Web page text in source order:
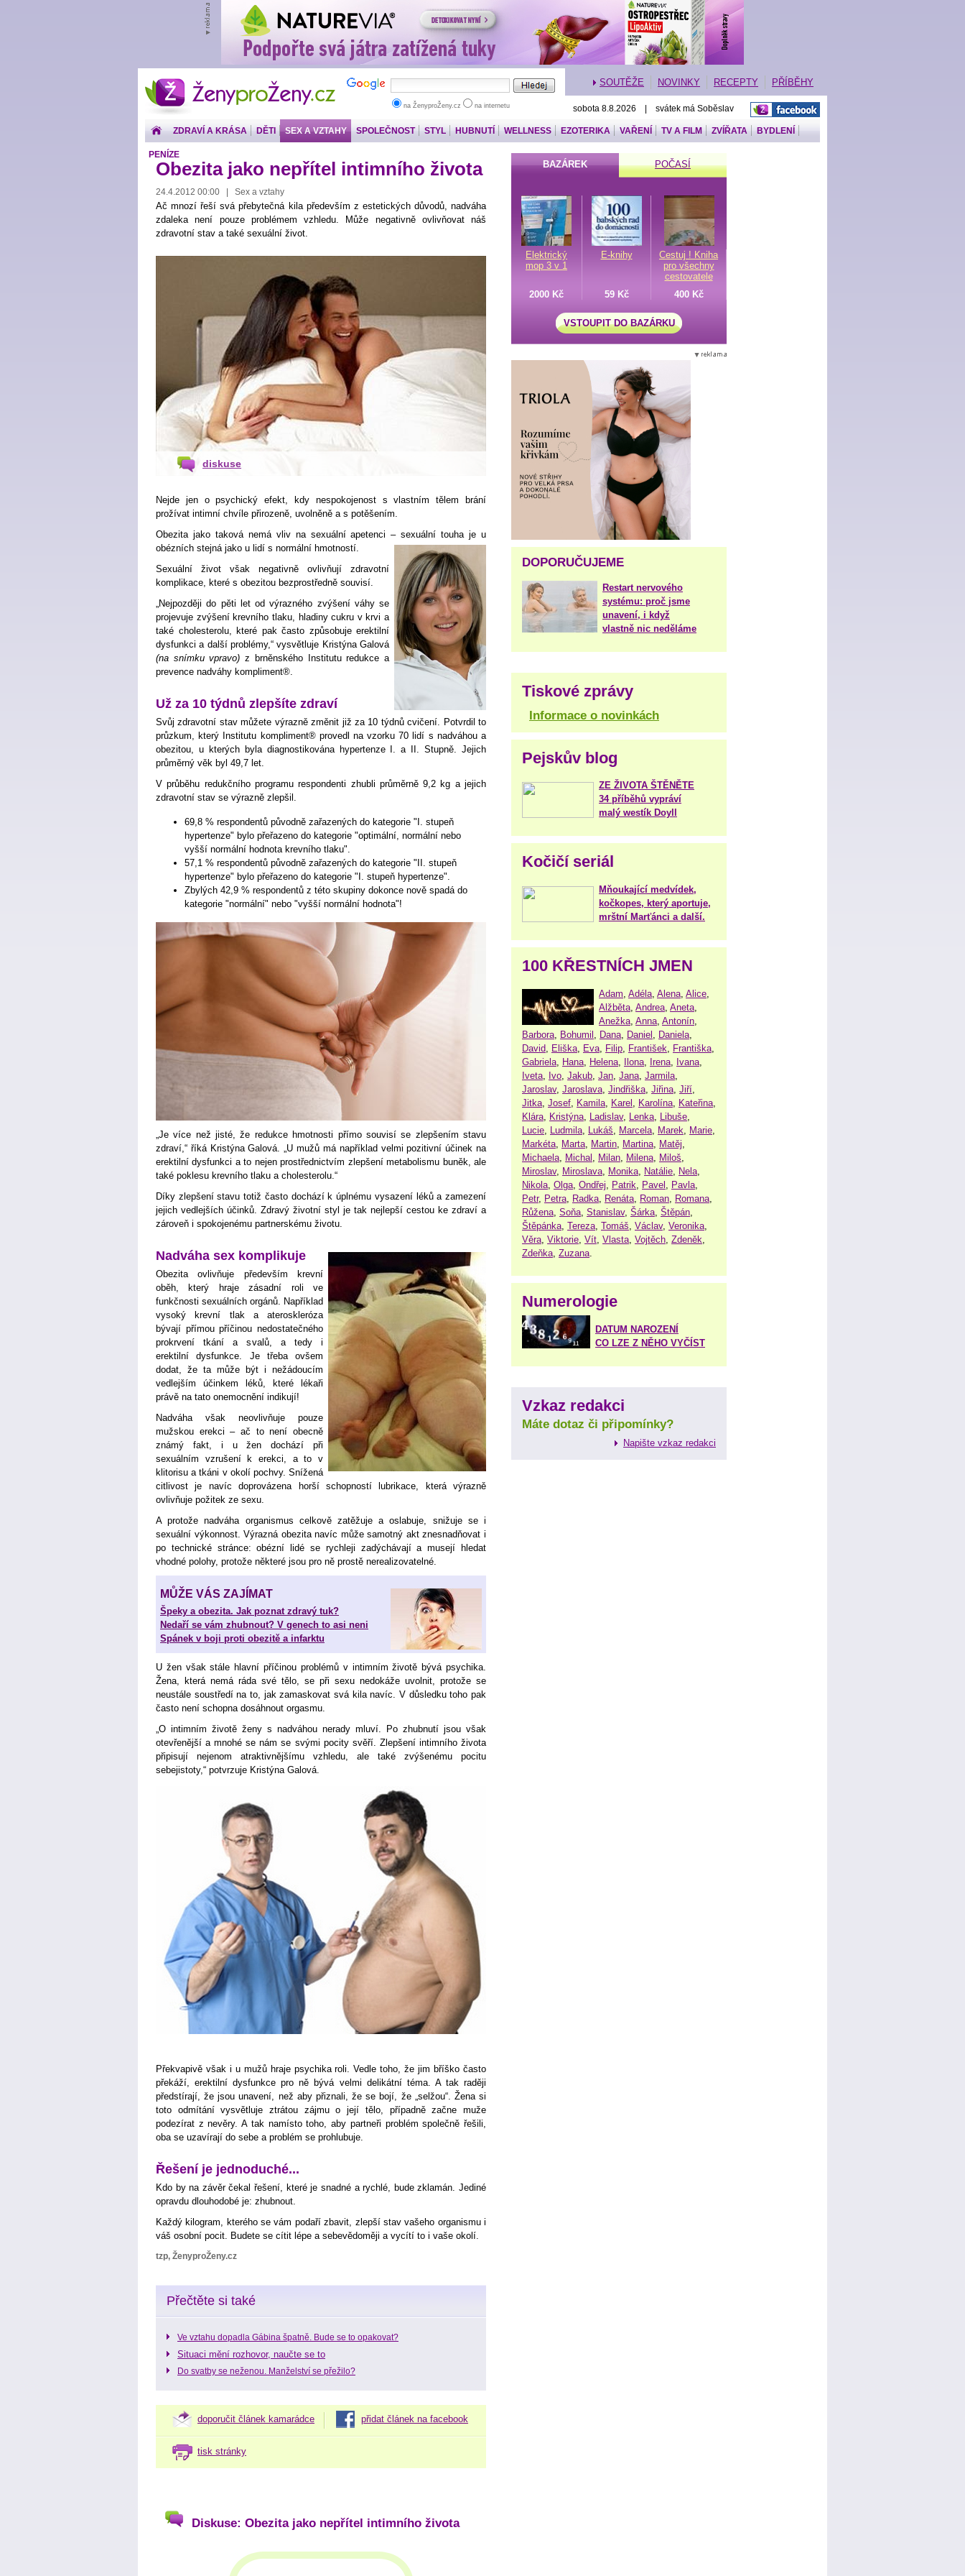
ŽenyproŽeny.cz
na ŽenyproŽeny.cz na internetu
SOUTĚŽE NOVINKY RECEPTY PŘÍBĚHY
sobota 8.8.2026 | svátek má Soběslav
ZDRAVÍ A KRÁSA DĚTI SEX A VZTAHY SPOLEČNOST STYL HUBNUTÍ WELLNESS EZOTERIKA VAŘENÍ TV A FILM ZVÍŘATA BYDLENÍ
PENÍZE
Obezita jako nepřítel intimního života
24.4.2012 00:00 | Sex a vztahy
Ač mnozí řeší svá přebytečná kila především z estetických důvodů, nadváha
zdaleka není pouze problémem vzhledu. Může negativně ovlivňovat náš
zdravotní stav a také sexuální život.
diskuse
Nejde jen o psychický efekt, kdy nespokojenost s vlastním tělem brání
prožívat intimní chvíle přirozeně, uvolněně a s potěšením.
Obezita jako taková nemá vliv na sexuální apetenci – sexuální touha je u
obézních stejná jako u lidí s normální hmotností.
Sexuální život však negativně ovlivňují zdravotní
komplikace, které s obezitou bezprostředně souvisí.
„Nejpozději do pěti let od výrazného zvýšení váhy se
projevuje zvýšení krevního tlaku, hladiny cukru v krvi a
také cholesterolu, které pak často způsobuje erektilní
dysfunkci a další problémy,“ vysvětluje Kristýna Galová
(na snímku vpravo) z brněnského Institutu redukce a
prevence nadváhy kompliment®.
Už za 10 týdnů zlepšíte zdraví
Svůj zdravotní stav můžete výrazně změnit již za 10 týdnů cvičení. Potvrdil to
průzkum, který Institutu kompliment® provedl na vzorku 70 lidí s nadváhou a
obezitou, u kterých byla diagnostikována hypertenze I. a II. Stupně. Jejich
průměrný věk byl 49,7 let.
V průběhu redukčního programu respondenti zhubli průměrně 9,2 kg a jejich
zdravotní stav se výrazně zlepšil.
69,8 % respondentů původně zařazených do kategorie "I. stupeň
hypertenze" bylo přeřazeno do kategorie "optimální, normální nebo
vyšší normální hodnota krevního tlaku".
57,1 % respondentů původně zařazených do kategorie "II. stupeň
hypertenze" bylo přeřazeno do kategorie "I. stupeň hypertenze".
Zbylých 42,9 % respondentů z této skupiny dokonce nově spadá do
kategorie "normální" nebo "vyšší normální hodnota"!
„Je více než jisté, že redukce hmotnosti přímo souvisí se zlepšením stavu
zdraví,“ říká Kristýna Galová. „U mužů má například velmi pozitivní účinek na
erektilní dysfunkci a to nejen prostřednictvím zlepšení metabolismu buněk, ale
také poklesu krevního tlaku a cholesterolu.“
Díky zlepšení stavu totiž často dochází k úplnému vysazení léků a zamezení
jejich vedlejších účinků. Zdravý životní styl je tak nejlepší cestou ke zdraví a
zároveň i spokojenému partnerskému životu.
Nadváha sex komplikuje
Obezita ovlivňuje především krevní
oběh, který hraje zásadní roli ve
funkčnosti sexuálních orgánů. Například
vysoký krevní tlak a ateroskleróza
bývají přímou příčinou nedostatečného
prokrvení tkání a svalů, a tedy i
erektilní dysfunkce. Je třeba ovšem
dodat, že ta může být i nežádoucím
vedlejším účinkem léků, které lékaři
právě na tato onemocnění indikují!
Nadváha však neovlivňuje pouze
mužskou erekci – ač to není obecně
známý fakt, i u žen dochází při
sexuálním vzrušení k erekci, a to v
klitorisu a tkáni v okolí pochvy. Snížená
citlivost je navíc doprovázena horší schopností lubrikace, která výrazně
ovlivňuje požitek ze sexu.
A protože nadváha organismus celkově zatěžuje a oslabuje, snižuje se i
sexuální výkonnost. Výrazná obezita navíc může samotný akt znesnadňovat i
po technické stránce: obézní lidé se rychleji zadýchávají a musejí hledat
vhodné polohy, protože některé jsou pro ně prostě nerealizovatelné.
MŮŽE VÁS ZAJÍMAT
Špeky a obezita. Jak poznat zdravý tuk?
Nedaří se vám zhubnout? V genech to asi neni
Spánek v boji proti obezitě a infarktu
U žen však stále hlavní příčinou problémů v intimním životě bývá psychika.
Žena, která nemá ráda své tělo, se při sexu nedokáže uvolnit, protože se
neustále soustředí na to, jak zamaskovat svá kila navíc. V důsledku toho pak
často není schopna dosáhnout orgasmu.
„O intimním životě ženy s nadváhou nerady mluví. Po zhubnutí jsou však
otevřenější a mnohé se nám se svými pocity svěří. Zlepšení intimního života
připisují nejenom atraktivnějšímu vzhledu, ale také zvýšenému pocitu
sebejistoty,“ potvrzuje Kristýna Galová.
Překvapivě však i u mužů hraje psychika roli. Vedle toho, že jim bříško často
překáží, erektilní dysfunkce pro ně bývá velmi delikátní téma. A tak raději
předstírají, že jsou unavení, než aby přiznali, že se bojí, že „selžou“. Žena si
toto odmítání vysvětluje ztrátou zájmu o její tělo, případně začne muže
podezírat z nevěry. A tak namísto toho, aby partneři problém společně řešili,
oba se uzavírají do sebe a problém se prohlubuje.
Řešení je jednoduché...
Kdo by na závěr čekal řešení, které je snadné a rychlé, bude zklamán. Jediné
opravdu dlouhodobé je: zhubnout.
Každý kilogram, kterého se vám podaří zbavit, zlepší stav vašeho organismu i
váš osobní pocit. Budete se cítit lépe a sebevědoměji a vycítí to i vaše okolí.
tzp, ŽenyproŽeny.cz
Přečtěte si také
Ve vztahu dopadla Gábina špatně. Bude se to opakovat?
Situaci mění rozhovor, naučte se to
Do svatby se neženou. Manželství se přežilo?
doporučit článek kamarádce přidat článek na facebook
tisk stránky
Diskuse: Obezita jako nepřítel intimního života
BAZÁREK POČASÍ
Elektrický
mop 3 v 1
E-knihy
Cestuj ! Kniha
pro všechny
cestovatele
2000 Kč
59 Kč 400 Kč
VSTOUPIT DO BAZÁRKU
DOPORUČUJEME
Restart nervového
systému: proč jsme
unavení, i když
vlastně nic neděláme
Tiskové zprávy
Informace o novinkách
Pejskův blog
ZE ŽIVOTA ŠTĚNĚTE
34 příběhů vypráví
malý westík Doyll
Kočičí seriál
Mňoukající medvídek,
kočkopes, který aportuje,
mrštní Marťánci a další.
100 KŘESTNÍCH JMEN
Adam Adéla Alena Alice
Alžběta Andrea Aneta
Anežka Anna Antonín
Barbora Bohumil Dana Daniel Daniela
David Eliška Eva Filip František Františka
Gabriela Hana Helena Ilona Irena Ivana
Iveta Ivo Jakub Jan Jana Jarmila
Jaroslav, Jaroslava Jindřiška Jiřina Jiří
Jitka Josef Kamila Karel Karolína Kateřina
Klára Kristýna Ladislav, Lenka Libuše
Lucie Ludmila Lukáš Marcela Marek Marie
Markéta Marta Martin Martina Matěj
Michaela Michal Milan Milena Miloš
Miroslav, Miroslava Monika Natálie Nela
Nikola Olga Ondřej Patrik Pavel Pavla
Petr, Petra Radka Renáta Roman Romana
Růžena Soňa Stanislav, Šárka Štěpán
Štěpánka Tereza Tomáš Václav, Veronika
Věra Viktorie Vít Vlasta Vojtěch Zdeněk
Zdeňka Zuzana
Numerologie
DATUM NAROZENÍ
CO LZE Z NĚHO VYČÍST
Vzkaz redakci
Máte dotaz či připomínky?
Napište vzkaz redakci